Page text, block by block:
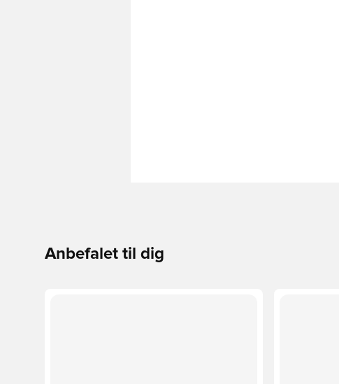
Anbefalet til dig